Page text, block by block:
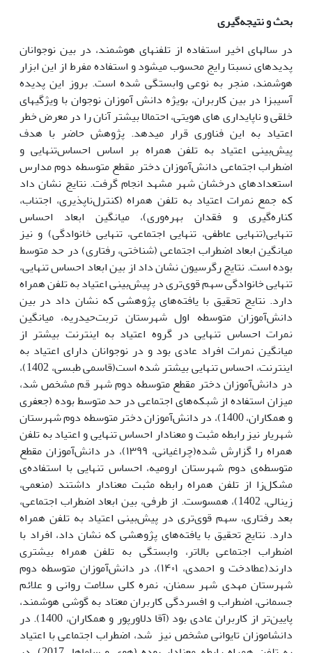
بحث و نتیجه‌گیری
در سال­های اخیر استفاده از تلفن­های هوشمند، در بین نوجوانان
پدیده­ای نسبتا رایج محسوب می­شود و استفاده مفرط از این ابزار
هوشمند، منجر به نوعی وابستگی شده است. بروز این پدیده
آسیب­زا در بین کاربران، بویژه دانش آموزان نوجوان با ویژگی­های
خلقی و ناپایداری های هویتی، احتمالا بیشتر آنان را در معرض خطر
اعتیاد به ‌‌این فناوری قرار می­دهد. پژوهش حاضر با هدف
پیش‌بینی اعتیاد به تلفن همراه بر اساس احساس‌تنهایی و
اضطراب اجتماعی دانش‌آموزان دختر مقطع متوسطه دوم مدارس
استعدادهای درخشان شهر مشهد انجام گرفت. نتایج نشان داد
که جمع نمرات اعتیاد به تلفن همراه (کنترل‌ناپذیری، اجتناب،
کناره‌گیری و فقدان بهره‌وری)، میانگین ابعاد احساس
تنهایی(تنهایی عاطفی، تنهایی اجتماعی، تنهایی خانوادگی) و نیز
میانگین ابعاد اضطراب اجتماعی (شناختی، رفتاری) در حد متوسط
بوده است. نتایج رگرسیون نشان داد از بین ابعاد احساس تنهایی،
تنهایی خانوادگی سهم قوی‌تری در پیش‌بینی اعتیاد به تلفن همراه
دارد. نتایج تحقیق با یافته‌های پژوهشی که نشان داد در بین
دانش‌آموزان متوسطه‌ اول شهرستان تربت‌حیدریه، میانگین
نمرات احساس تنهایی در گروه اعتیاد به اینترنت بیشتر از
میانگین نمرات افراد عادی بود و در نوجوانان دارای اعتیاد به
اینترنت، احساس تنهایی بیشتر ‌شده است(قاسمی طبسی، 1402)،
در دانش‌‌آموزان دختر مقطع متوسطه دوم شهر قم مشخص شد،
میزان استفاده از شبکه‌‌های اجتماعی در حد متوسط بوده (جعفری
و همکاران، 1400)، در دانش‌آموزان دختر متوسطه دوم شهرستان
شهریار نیز رابطه مثبت و معنادار احساس تنهایی و اعتیاد به تلفن
همراه را گزارش شده(چراغیانی، ۱۳۹۹)، در دانش‌آموزان مقطع
متوسطه‌ی دوم شهرستان ارومیه، احساس تنهایی با استفاده‌ی
مشکل‌زا از تلفن همراه رابطه مثبت معنادار داشتند (منعمی،
زینالی، 1402)، همسوست. از طرفی، بین ابعاد اضطراب اجتماعی،
بعد رفتاری، سهم قوی‌تری در پیش‌بینی اعتیاد به تلفن همراه
دارد. نتایج تحقیق با یافته‌های پژوهشی که نشان داد، افراد با
اضطراب اجتماعی بالاتر، وابستگی به تلفن همراه بیشتری
دارند(عطادخت و احمدی، ۱۴۰۱)، در دانش‌آموزان متوسطه دوم
شهرستان مهدی شهر سمنان، نمره کلی سلامت روانی و علائم
جسمانی، اضطراب و افسردگی کاربران معتاد به گوشی هوشمند،
پایین‌تر از کاربران عادی بود (آقا دلاورپور و همکاران، 1400). در
دانش­اموزان تایوانی مشخص نیز شد، اضطراب اجتماعی با اعتیاد